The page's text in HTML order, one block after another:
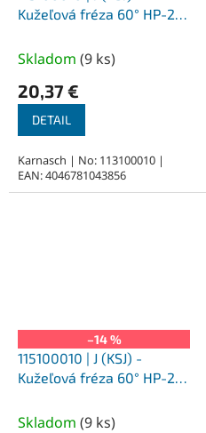
Kužeľová fréza 60° HP-2
nepovlakované
Skladom (9 ks)
20,37 €
DETAIL
Karnasch | No: 113100010 |
EAN: 4046781043856
–14 %
115100010 | J (KSJ) -
Kužeľová fréza 60° HP-2
povlakované
Skladom (9 ks)